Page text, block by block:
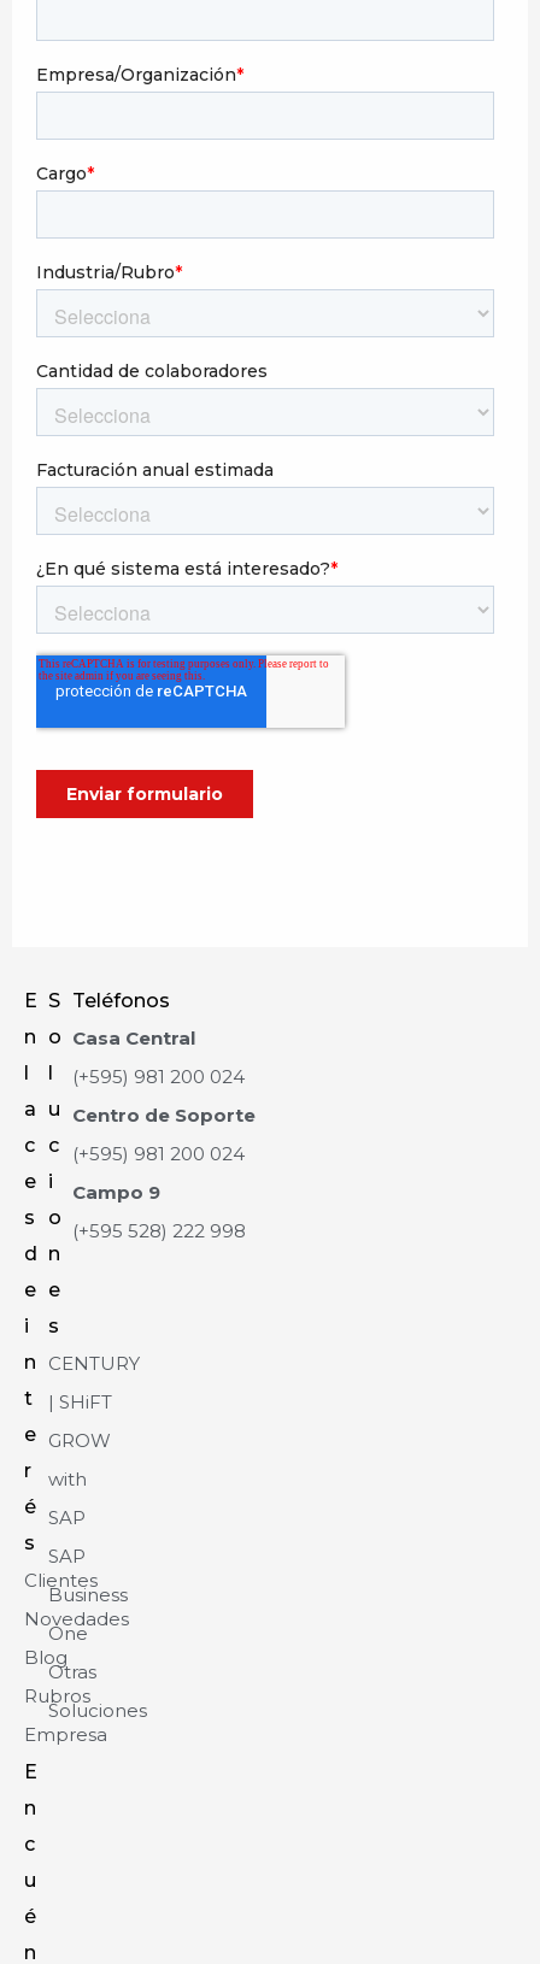
E
n
a
c
e
s
d
e
i
n
t
e
r
é
s
Clientes
Novedades
Blog
Rubros
Empresa
E
n
c
u
é
n
S
o
u
c
i
o
n
e
s
CENTURY
| SHiFT
GROW
with
SAP
SAP
Business
One
Otras
Soluciones
Teléfonos
Casa Central
(+595) 981 200 024
Centro de Soporte
(+595) 981 200 024
Campo 9
(+595 528) 222 998